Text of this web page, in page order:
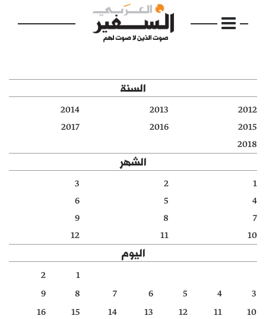
الرئيسية
مواضيع
دفاتر
الأرشيف
السنة
2012
2013
2014
2015
2016
2017
2018
الشهر
1
2
3
4
5
6
7
8
9
10
11
12
اليوم
1
2
3
4
5
6
7
8
9
10
11
12
13
14
15
16